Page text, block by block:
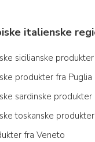
sicilianske produkter
produkter fra Puglia
sardinske produkter
toskanske produkter
fra Veneto